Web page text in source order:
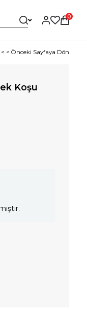
0
< < Önceki Sayfaya Dön
Koşu